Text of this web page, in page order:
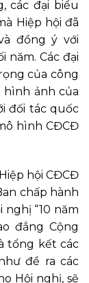
các đại biểu
Hiệp hội đã
đồng ý với
năm. Các đại
của công
ảnh của
đối tác quốc
hình CĐCĐ
hội CĐCĐ
chấp hành
“10 năm
đẳng Cộng
tổng kết các
đề ra các
Hội nghị, sẽ